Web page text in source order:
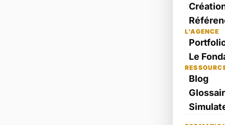
L'AGENCE
Le
Blog